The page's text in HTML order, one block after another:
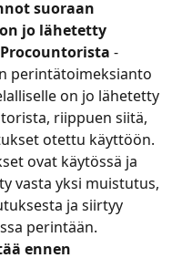
suoraan
jo lähetetty
-
perintätoimeksianto
on jo lähetetty
riippuen siitä,
otettu käyttöön.
ovat käytössä ja
vasta yksi muistutus,
ja siirtyy
perintään.
ennen